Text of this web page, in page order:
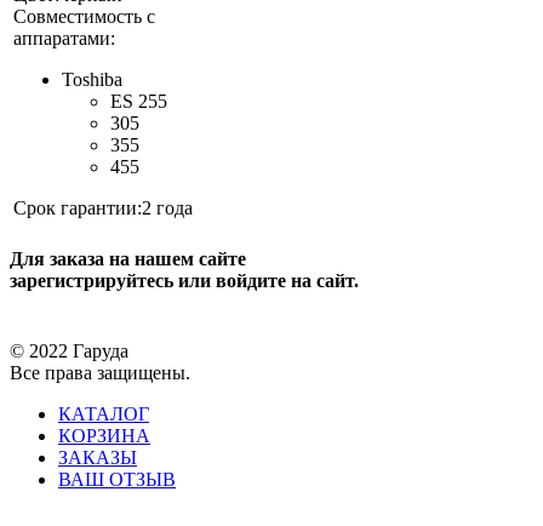
Совместимость с
аппаратами:
Toshiba
ES 255
305
355
455
Срок гарантии:2 года
Для заказа на нашем сайте
зарегистрируйтесь или войдите на сайт.
© 2022 Гаруда
Все права защищены.
КАТАЛОГ
КОРЗИНА
ЗАКАЗЫ
ВАШ ОТЗЫВ